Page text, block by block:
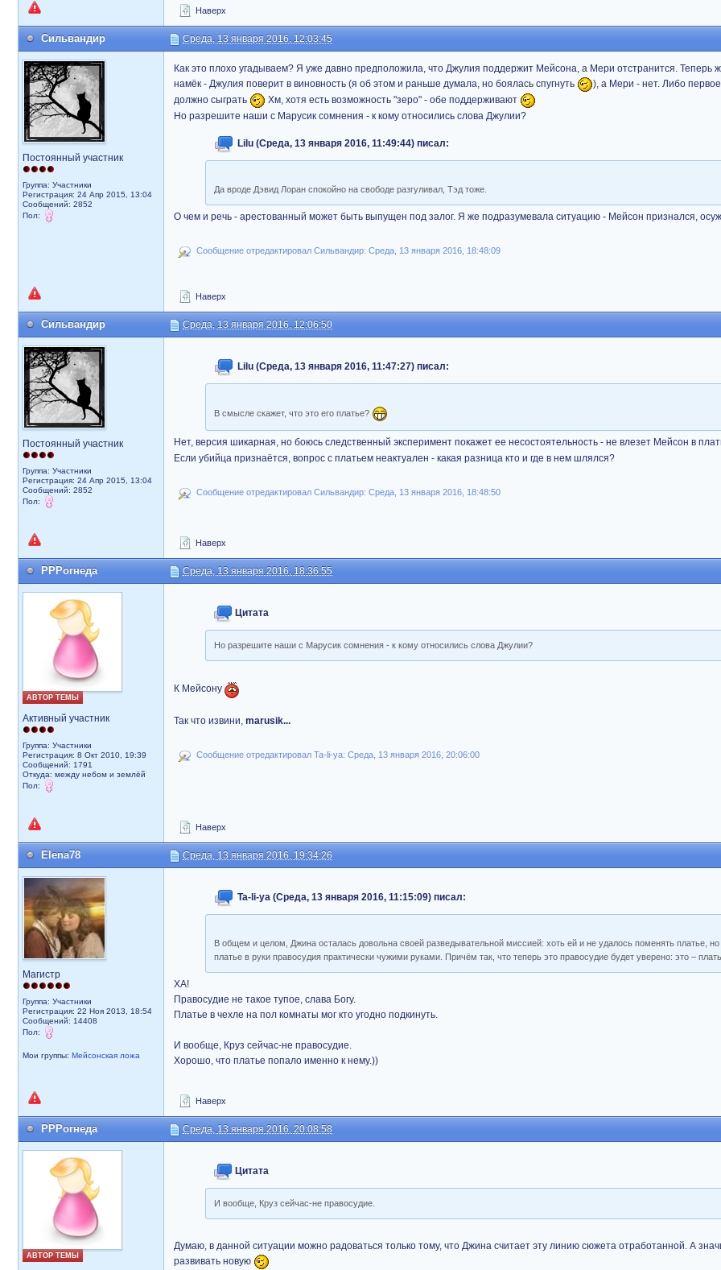
Наверх
Сильвандир Среда, 13 января 2016, 12:03:45
Постоянный участник
Группа: Участники
Регистрация: 24 Апр 2015, 13:04
Сообщений: 2852
Пол:
Как это плохо угадываем? Я уже давно предположила, что Джулия поддержит Мейсона, а Мери отстранится. Теперь
намёк - Джулия поверит в виновность (я об этом и раньше думала, но боялась спугнуть
), а Мери - нет. Либо
должно сыграть
Хм, хотя есть возможность "зеро" - обе поддерживают
Но разрешите наши с Марусик сомнения - к кому относились слова Джулии?
Lilu (Среда, 13 января 2016, 11:49:44) писал:
Да вроде Дэвид Лоран спокойно на свободе разгуливал, Тэд тоже.
О чем и речь - арестованный может быть выпущен под залог. Я же подразумевала ситуацию - Мейсон признался,
Сообщение отредактировал Сильвандир: Среда, 13 января 2016, 18:48:09
Наверх
Сильвандир Среда, 13 января 2016, 12:06:50
Постоянный участник
Группа: Участники
Регистрация: 24 Апр 2015, 13:04
Сообщений: 2852
Пол:
Lilu (Среда, 13 января 2016, 11:47:27) писал:
В смысле скажет, что это его платье?
Нет, версия шикарная, но боюсь следственный эксперимент покажет ее несостоятельность - не влезет Мейсон в
Если убийца признаётся, вопрос с платьем неактуален - какая разница кто и где в нем шлялся?
Сообщение отредактировал Сильвандир: Среда, 13 января 2016, 18:48:50
Наверх
РРРогнеда Среда, 13 января 2016, 18:36:55
АВТОР ТЕМЫ
Активный участник
Группа: Участники
Регистрация: 8 Окт 2010, 19:39
Сообщений: 1791
Откуда: между небом и землёй
Пол:
Цитата
Но разрешите наши с Марусик сомнения - к кому относились слова Джулии?
К Мейсону
Так что извини, marusik...
Сообщение отредактировал Ta-li-ya: Среда, 13 января 2016, 20:06:00
Наверх
Elena78 Среда, 13 января 2016, 19:34:26
Магистр
Группа: Участники
Регистрация: 22 Ноя 2013, 18:54
Сообщений: 14408
Пол:
Мои группы: Мейсонская ложа
Ta-li-ya (Среда, 13 января 2016, 11:15:09) писал:
В общем и целом, Джина осталась довольна своей разведывательной миссией: хоть ей и не удалось поменять платье, но
платье в руки правосудия практически чужими руками. Причём так, что теперь это правосудие будет уверено: это –
ХА!
Правосудие не такое тупое, слава Богу.
Платье в чехле на пол комнаты мог кто угодно подкинуть.
И вообще, Круз сейчас-не правосудие.
Хорошо, что платье попало именно к нему.))
Наверх
РРРогнеда Среда, 13 января 2016, 20:08:58
АВТОР ТЕМЫ
Цитата
И вообще, Круз сейчас-не правосудие.
Думаю, в данной ситуации можно радоваться только тому, что Джина считает эту линию сюжета отработанной. А
развивать новую